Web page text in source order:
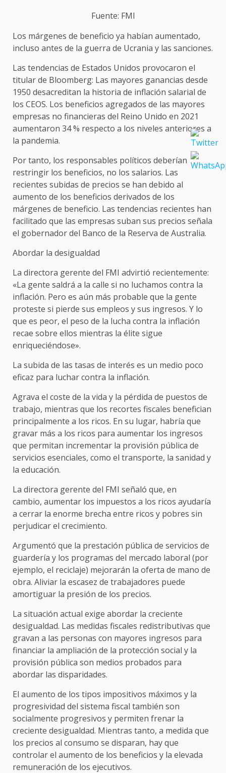
Fuente: FMI
Los márgenes de beneficio ya habían aumentado,
incluso antes de la guerra de Ucrania y las sanciones.
Las tendencias de Estados Unidos provocaron el
titular de Bloomberg: Las mayores ganancias desde
1950 desacreditan la historia de inflación salarial de
los CEOS. Los beneficios agregados de las mayores
empresas no financieras del Reino Unido en 2021
aumentaron 34 % respecto a los niveles anteriores a
la pandemia.
Por tanto, los responsables políticos deberían
restringir los beneficios, no los salarios. Las
recientes subidas de precios se han debido al
aumento de los beneficios derivados de los
márgenes de beneficio. Las tendencias recientes han
facilitado que las empresas suban sus precios señala
el gobernador del Banco de la Reserva de Australia.
Abordar la desigualdad
La directora gerente del FMI advirtió recientemente:
«La gente saldrá a la calle si no luchamos contra la
inflación. Pero es aún más probable que la gente
proteste si pierde sus empleos y sus ingresos. Y lo
que es peor, el peso de la lucha contra la inflación
recae sobre ellos mientras la élite sigue
enriqueciéndose».
La subida de las tasas de interés es un medio poco
eficaz para luchar contra la inflación.
Agrava el coste de la vida y la pérdida de puestos de
trabajo, mientras que los recortes fiscales benefician
principalmente a los ricos. En su lugar, habría que
gravar más a los ricos para aumentar los ingresos
que permitan incrementar la provisión pública de
servicios esenciales, como el transporte, la sanidad y
la educación.
La directora gerente del FMI señaló que, en
cambio, aumentar los impuestos a los ricos ayudaría
a cerrar la enorme brecha entre ricos y pobres sin
perjudicar el crecimiento.
Argumentó que la prestación pública de servicios de
guardería y los programas del mercado laboral (por
ejemplo, el reciclaje) mejorarán la oferta de mano de
obra. Aliviar la escasez de trabajadores puede
amortiguar la presión de los precios.
La situación actual exige abordar la creciente
desigualdad. Las medidas fiscales redistributivas que
gravan a las personas con mayores ingresos para
financiar la ampliación de la protección social y la
provisión pública son medios probados para
abordar las disparidades.
El aumento de los tipos impositivos máximos y la
progresividad del sistema fiscal también son
socialmente progresivos y permiten frenar la
creciente desigualdad. Mientras tanto, a medida que
los precios al consumo se disparan, hay que
controlar el aumento de los beneficios y la elevada
remuneración de los ejecutivos.